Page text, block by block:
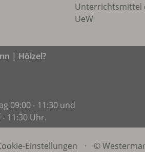
Unterrichtsmittel
UeW
| Hölzel?
09:00 - 11:30 und
11:30 Uhr.
Einstellungen · ©